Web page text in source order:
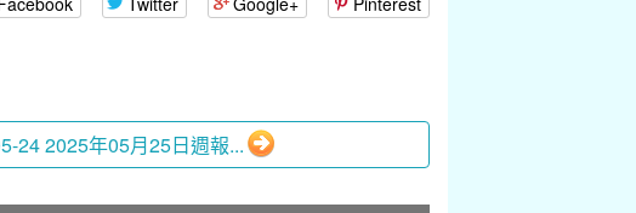
24 2025年05月25日週報...